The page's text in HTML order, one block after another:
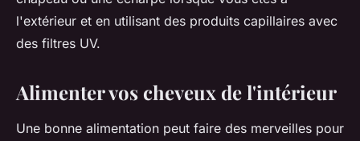
l'extérieur et en utilisant des produits capillaires avec
des filtres UV.
Alimenter vos cheveux de l'intérieur
Une bonne alimentation peut faire des merveilles pour